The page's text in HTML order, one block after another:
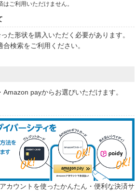
ご利用いただけません。
た形状を購入いただく必要があります。
検索をご利用ください。
payからお選びいただけます。
カウントを使ったかんたん・便利な決済サ